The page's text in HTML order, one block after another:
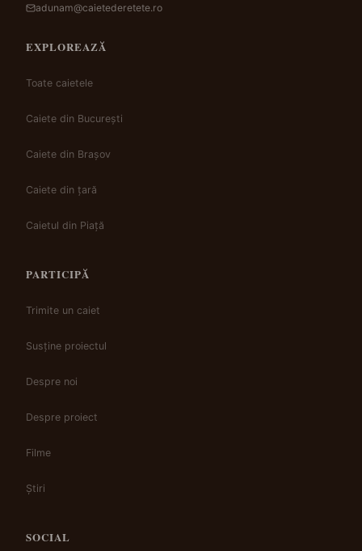
adunam@caietederetete.ro
EXPLOREAZĂ
Toate caietele
Caiete din București
Caiete din Brașov
Caiete din țară
Caietul din Piață
PARTICIPĂ
Trimite un caiet
Susține proiectul
Despre noi
Despre proiect
Filme
Știri
SOCIAL